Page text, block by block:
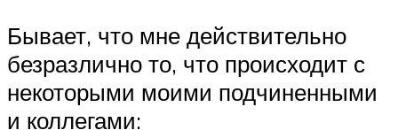
Бывает, что мне действительно
безразлично то, что происходит с
некоторыми моими подчиненными
и коллегами: